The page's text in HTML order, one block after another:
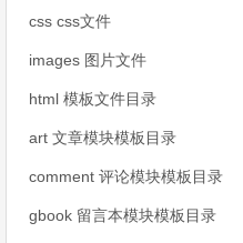
css css文件
images 图片文件
html 模板文件目录
art 文章模块模板目录
comment 评论模块模板目录
gbook 留言本模块模板目录